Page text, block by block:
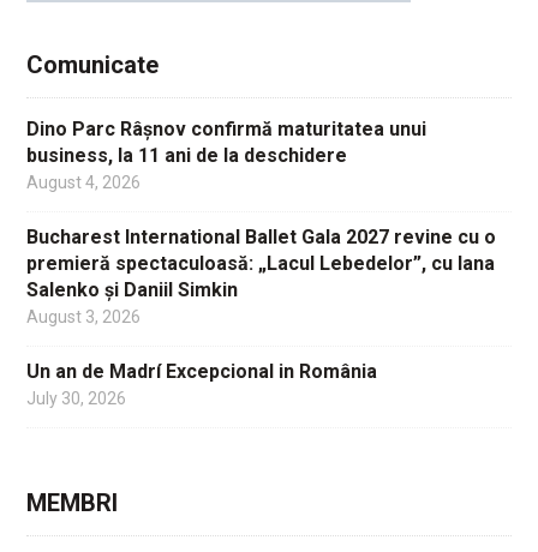
Comunicate
Dino Parc Râșnov confirmă maturitatea unui
business, la 11 ani de la deschidere
August 4, 2026
Bucharest International Ballet Gala 2027 revine cu o
premieră spectaculoasă: „Lacul Lebedelor”, cu Iana
Salenko și Daniil Simkin
August 3, 2026
Un an de Madrí Excepcional in România
July 30, 2026
MEMBRI